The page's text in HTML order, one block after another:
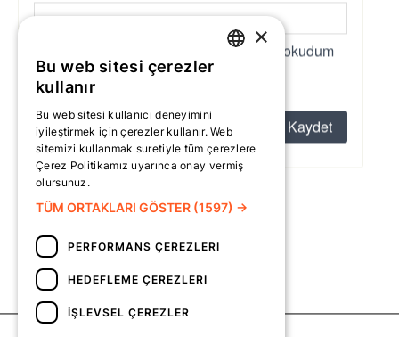
×
Bu web sitesi çerezler
kullanır
Bu web sitesi kullanıcı deneyimini
iyileştirmek için çerezler kullanır. Web
sitemizi kullanmak suretiyle tüm çerezlere
Çerez Politikamız uyarınca onay vermiş
olursunuz.
TÜM ORTAKLARI GÖSTER (1597) →
PERFORMANS ÇEREZLERI
HEDEFLEME ÇEREZLERI
İŞLEVSEL ÇEREZLER